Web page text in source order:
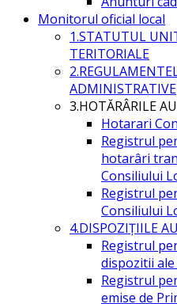
Monitorul oficial local
1.STATUTUL
TERITORIALE
ADMINISTRATIVE
3.HOTĂRÂRILE
Hotarari
Registrul
hotarâri
Consiliului
Registrul
Consiliului
4.DISPOZIŢIILE
Registrul
dispozitii
Registrul
emise de